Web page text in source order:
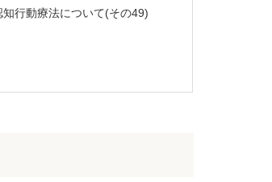
知行動療法について(その49)